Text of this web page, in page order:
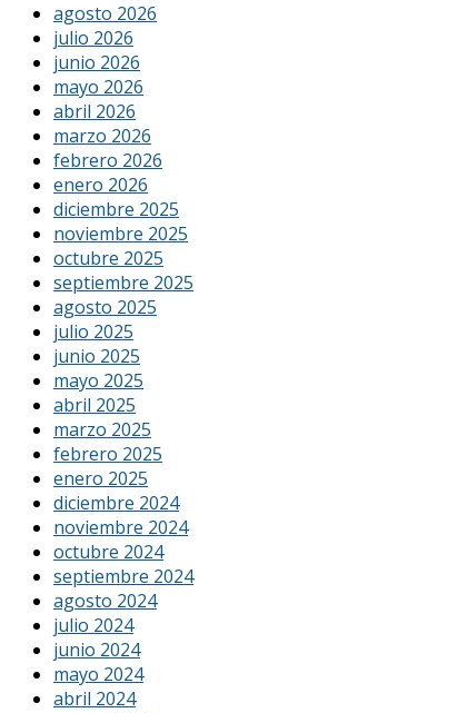
agosto 2026
julio 2026
junio 2026
mayo 2026
abril 2026
marzo 2026
febrero 2026
enero 2026
diciembre 2025
noviembre 2025
octubre 2025
septiembre 2025
agosto 2025
julio 2025
junio 2025
mayo 2025
abril 2025
marzo 2025
febrero 2025
enero 2025
diciembre 2024
noviembre 2024
octubre 2024
septiembre 2024
agosto 2024
julio 2024
junio 2024
mayo 2024
abril 2024